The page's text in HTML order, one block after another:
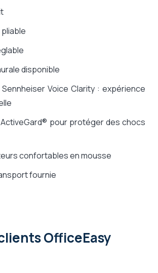
disponible
Voice Clarity : expérience
pour protéger des chocs
confortables en mousse
fournie
OfficeEasy